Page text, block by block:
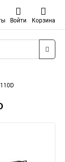
Войти Корзина